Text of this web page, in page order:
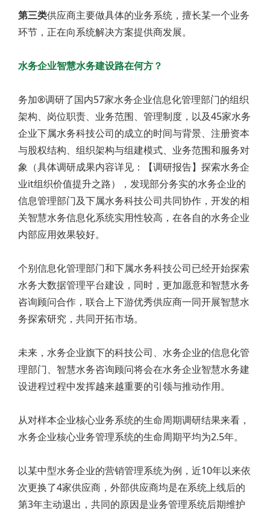
第三类供应商主要做具体的业务系统，擅长某一个业务
环节，正在向系统解决方案提供商发展。
水务企业智慧水务建设路在何方？
务加®调研了国内57家水务企业信息化管理部门的组织
架构、岗位职责、业务范围、管理制度，以及45家水务
企业下属水务科技公司的成立的时间与背景、注册资本
与股权结构、组织架构与组建模式、业务范围和服务对
象（具体调研成果内容详见：【调研报告】探索水务企
业it组织价值提升之路），发现部分务实的水务企业的
信息管理部门及下属水务科技公司共同协作，开发的相
关智慧水务信息化系统实用性较高，在各自的水务企业
内部应用效果较好。
个别信息化管理部门和下属水务科技公司已经开始探索
水务大数据管理平台建设，同时，更加愿意和智慧水务
咨询顾问合作，联合上下游优秀供应商一同开展智慧水
务探索研究，共同开拓市场。
未来，水务企业旗下的科技公司、水务企业的信息化管
理部门、智慧水务咨询顾问将会在水务企业智慧水务建
设进程过程中发挥越来越重要的引领与推动作用。
从对样本企业核心业务系统的生命周期调研结果来看，
水务企业核心业务管理系统的生命周期平均为2.5年。
以某中型水务企业的营销管理系统为例，近10年以来依
次更换了4家供应商，外部供应商均是在系统上线后的
第3年主动退出，共同的原因是业务管理系统后期维护